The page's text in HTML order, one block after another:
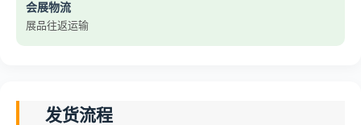
会展物流
展品往返运输
发货流程